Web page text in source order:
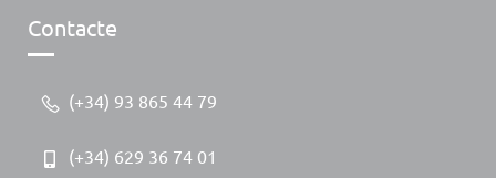
Contacte
(+34) 93 865 44 79
(+34) 629 36 74 01